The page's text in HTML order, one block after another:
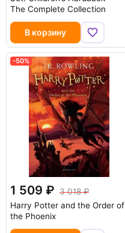
The Complete Collection
В корзину
-50%
1 509
3 018
Harry Potter and the Order of
the Phoenix